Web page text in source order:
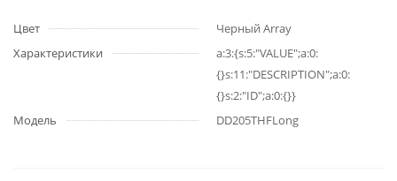
Цвет
Черный Array
Характеристики
a:3:{s:5:"VALUE";a:0:
{}s:11:"DESCRIPTION";a:0:
{}s:2:"ID";a:0:{}}
Модель
DD205THFLong